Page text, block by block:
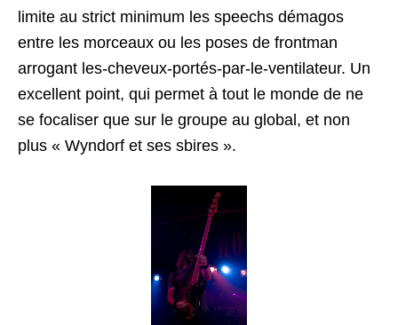
limite au strict minimum les speechs démagos
entre les morceaux ou les poses de frontman
arrogant les-cheveux-portés-par-le-ventilateur. Un
excellent point, qui permet à tout le monde de ne
se focaliser que sur le groupe au global, et non
plus « Wyndorf et ses sbires ».